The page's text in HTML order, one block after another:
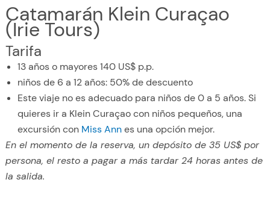
Catamarán Klein Curaçao
(Irie Tours)
Tarifa
13 años o mayores 140 US$ p.p.
niños de 6 a 12 años: 50% de descuento
Este viaje no es adecuado para niños de 0 a 5 años. Si
quieres ir a Klein Curaçao con niños pequeños, una
excursión con Miss Annes una opción mejor.
En el momento de la reserva, un depósito de 35 US$ por
persona, el resto a pagar a más tardar 24 horas antes de
la salida.